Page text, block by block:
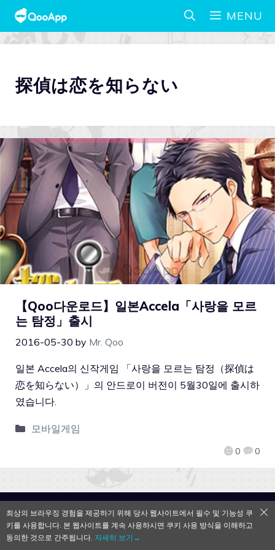
MENU
探偵は恋を知らない
【Qoo다운로드】일본Accela「사랑을 모르
는 탐정」출시
2016-05-30 by Mr. Qoo
0 0
일본 Accela의 신작게임 「사랑을 모르는 탐정（探偵は
恋を知らない）」의 안드로이 버전이 5월30일에 출시하
였습니다.
모바일게임
QooApp Limited © 2026
최상의 브라우징 경험을 제공하기 위해 당사 웹사이트에서 필수 및 기능성 쿠
키를 사용합니다. 본 웹사이트를 계속 사용하시면 쿠키 사용 방식을 이해하고
동의한 것으로 간주됩니다. 자세히 보기→